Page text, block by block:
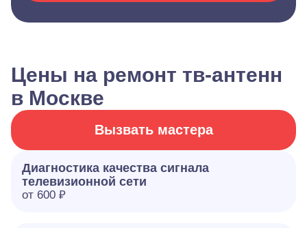
Цены на ремонт тв-антенн
в Москве
Вызвать мастера
Диагностика качества сигнала
телевизионной сети
от 600 ₽